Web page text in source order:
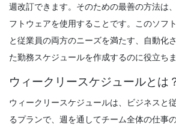
Management
従業員のスケジュー
Michelle Jaco Oct
Management
従業員のスケジュー
週改訂できます。そのための最善の方法は
フトウェアを使用することです。このソフ
と従業員の両方のニーズを満たす、自動化
た勤務スケジュールを作成するのに役立ちま
ウィークリースケジュールとは
ウィークリースケジュールは、ビジネスと
るプランで、週を通してチーム全体の仕事